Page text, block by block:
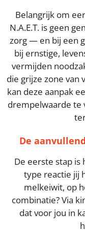
Belangrijk om
N.A.E.T. is geen
zorg — en bij een
bij ernstige,
vermijden
die grijze zone van
kan deze aanpak
drempelwaarde te
De
De eerste stap
type reactie jij
melkeiwit, op
combinatie? Via
dat voor jou in